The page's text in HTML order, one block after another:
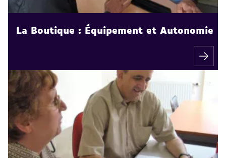
La Boutique : Équipement et Autonomie